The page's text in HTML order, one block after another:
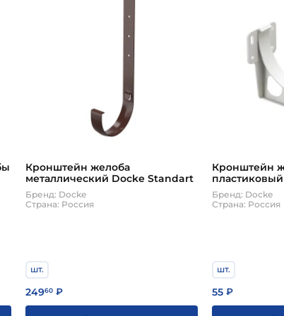
Кронштейн желоба
металлический Docke Standart
Бренд: Docke
Страна: Россия
шт.
24960₽
Кронштейн
Бренд: Docke
Страна: Россия
шт.
55 ₽